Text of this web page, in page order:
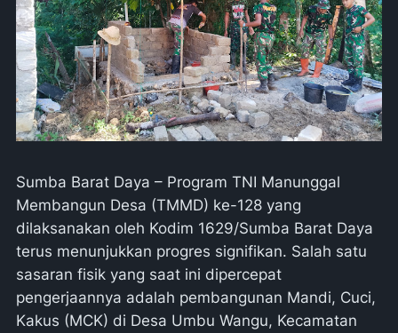
Sumba Barat Daya – Program TNI Manunggal
Membangun Desa (TMMD) ke-128 yang
dilaksanakan oleh Kodim 1629/Sumba Barat Daya
terus menunjukkan progres signifikan. Salah satu
sasaran fisik yang saat ini dipercepat
pengerjaannya adalah pembangunan Mandi, Cuci,
Kakus (MCK) di Desa Umbu Wangu, Kecamatan